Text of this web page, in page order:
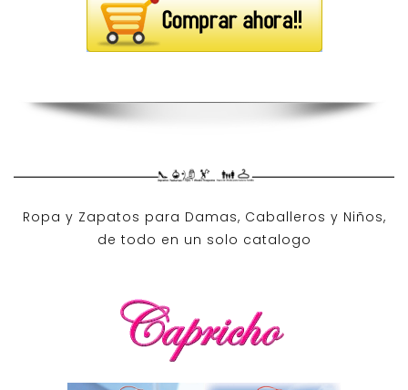
Ropa y Zapatos para Damas, Caballeros y Niños,
de todo en un solo catalogo